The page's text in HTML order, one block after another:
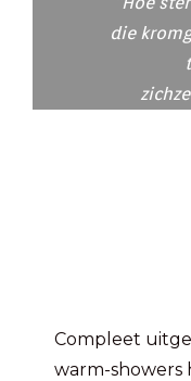
die
Compleet
warm-showers